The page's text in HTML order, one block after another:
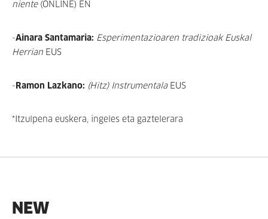
niente(ONLINE) EN
-Ainara Santamaria: Esperimentazioaren tradizioak Euskal
Herrian EUS
- Ramon Lazkano: (Hitz) InstrumentalaEUS
*Itzulpena euskera, ingeles eta gaztelerara
NEW